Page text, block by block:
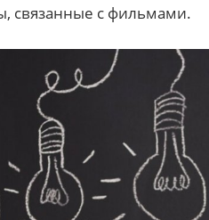
связанные с фильмами.